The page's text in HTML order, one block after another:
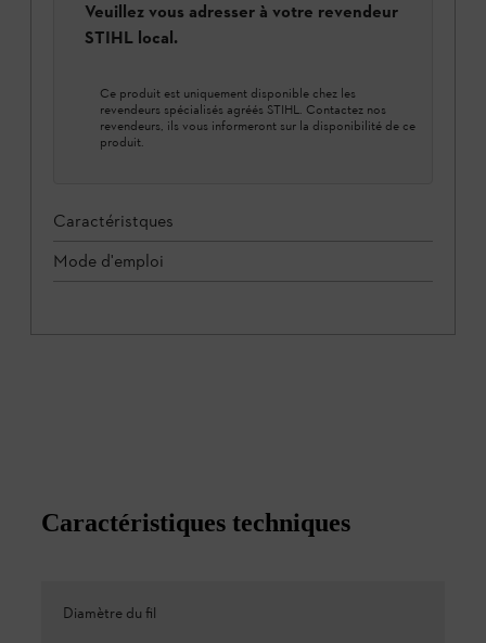
Veuillez vous adresser à votre revendeur
STIHL local.
Ce produit est uniquement disponible chez les
revendeurs spécialisés agréés STIHL. Contactez nos
revendeurs, ils vous informeront sur la disponibilité de ce
produit.
Caractéristques
Mode d'emploi
Caractéristiques techniques
Diamètre du fil